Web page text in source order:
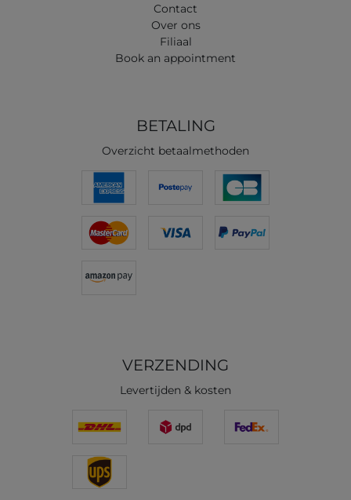
Contact
Over ons
Filiaal
Book an appointment
BETALING
Overzicht betaalmethoden
VERZENDING
Levertijden & kosten